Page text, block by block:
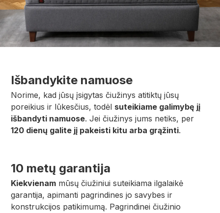
Išbandykite namuose
Norime, kad jūsų įsigytas čiužinys atitiktų jūsų
poreikius ir lūkesčius, todėl suteikiame galimybę jį
išbandyti namuose. Jei čiužinys jums netiks, per
120 dienų galite jį pakeisti kitu arba grąžinti.
10 metų garantija
Kiekvienam mūsų čiužiniui suteikiama ilgalaikė
garantija, apimanti pagrindines jo savybes ir
konstrukcijos patikimumą. Pagrindinei čiužinio